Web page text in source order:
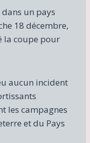
un pays
18 décembre,
la coupe pour
aucun incident
les campagnes
et du Pays